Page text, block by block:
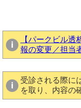
【パークビル
報の変更／担当
受診される際に
を取り、内容の